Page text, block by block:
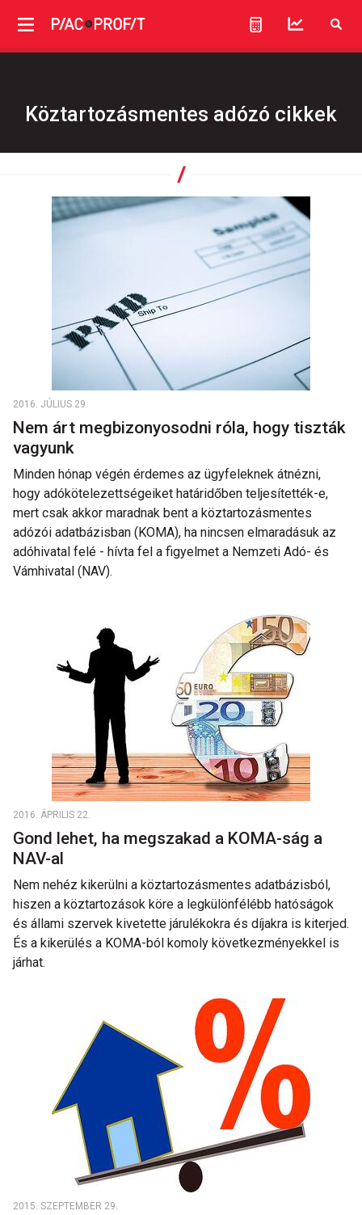
Köztartozásmentes adózó cikkek
2016. JÚLIUS 29.
Nem árt megbizonyosodni róla, hogy tiszták
vagyunk
Minden hónap végén érdemes az ügyfeleknek átnézni,
hogy adókötelezettségeiket határidőben teljesítették-e,
mert csak akkor maradnak bent a köztartozásmentes
adózói adatbázisban (KOMA), ha nincsen elmaradásuk az
adóhivatal felé - hívta fel a figyelmet a Nemzeti Adó- és
Vámhivatal (NAV).
2016. ÁPRILIS 22.
Gond lehet, ha megszakad a KOMA-ság a
NAV-al
Nem nehéz kikerülni a köztartozásmentes adatbázisból,
hiszen a köztartozások köre a legkülönfélébb hatóságok
és állami szervek kivetette járulékokra és díjakra is kiterjed.
És a kikerülés a KOMA-ból komoly következményekkel is
járhat.
2015. SZEPTEMBER 29.